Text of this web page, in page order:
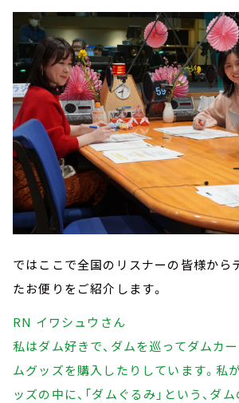
ではここで全国のリスナーの皆様から
たお便りをご紹介します。
RN イワシュウさん
私はダム好きで、ダムを巡ってダムカ
ムグッズを購入したりしています。私
ッズの中に、「ダムぐるみ」という、ダ